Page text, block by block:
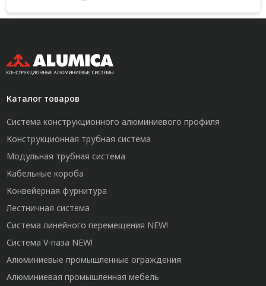
Каталог товаров
Система конструкционного алюминиевого профиля
Конструкционная трубная система
Модульная трубная система
Кабельные короба
Конвейерная фурнитура
Лестничная система
Система линейного перемещения NEW!
Система V-паза NEW!
Алюминиевые промышленные ограждения
Алюминиевая промышленная мебель